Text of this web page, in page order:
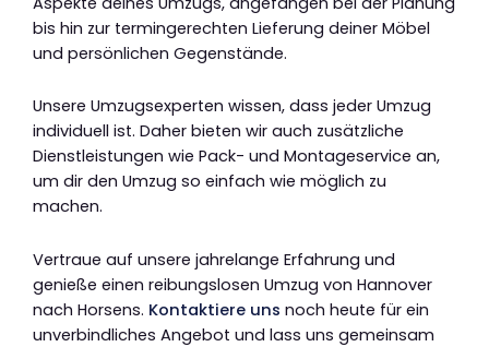
bis hin zur termingerechten Lieferung deiner Möbel
und persönlichen Gegenstände.
Unsere Umzugsexperten wissen, dass jeder Umzug
individuell ist. Daher bieten wir auch zusätzliche
Dienstleistungen wie Pack- und Montageservice an,
um dir den Umzug so einfach wie möglich zu
machen.
Vertraue auf unsere jahrelange Erfahrung und
genieße einen reibungslosen Umzug von Hannover
nach Horsens. Kontaktiere uns noch heute für ein
unverbindliches Angebot und lass uns gemeinsam